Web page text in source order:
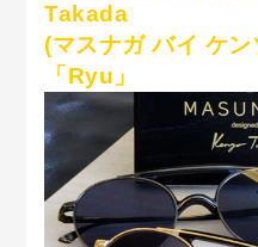
Takada
(マスナガ バイ ケ
「Ryu」